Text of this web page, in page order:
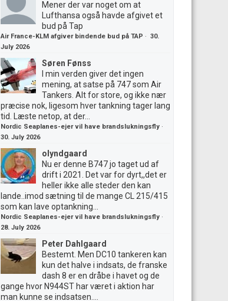
Mener der var noget om at
Lufthansa også havde afgivet et
bud på Tap
Air France-KLM afgiver bindende bud på TAP · 30.
July 2026
Søren Fønss
I min verden giver det ingen
mening, at satse på 747 som Air
Tankers. Alt for store, og ikke nær
præcise nok, ligesom hver tankning tager lang
tid. Læste netop, at der...
Nordic Seaplanes-ejer vil have brandslukningsfly ·
30. July 2026
olyndgaard
Nu er denne B747 jo taget ud af
drift i 2021. Det var for dyrt,,det er
heller ikke alle steder den kan
lande..imod sætning til de mange CL 215/415
som kan lave optankning...
Nordic Seaplanes-ejer vil have brandslukningsfly ·
28. July 2026
Peter Dahlgaard
Bestemt. Men DC10 tankeren kan
kun det halve i indsats, de franske
dash 8 er en dråbe i havet og de
gange hvor N944ST har været i aktion har
man kunne se indsatsen....